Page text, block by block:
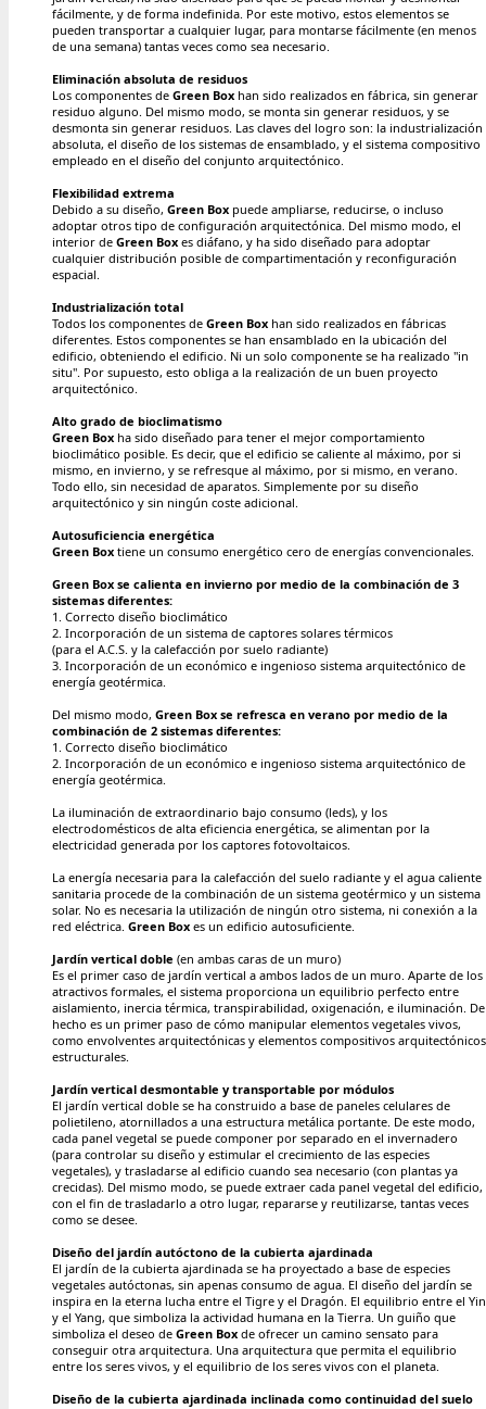
fácilmente, y de forma indefinida. Por este motivo, estos elementos se
pueden transportar a cualquier lugar, para montarse fácilmente (en menos
de una semana) tantas veces como sea necesario.
Eliminación absoluta de residuos
Los componentes de Green Box han sido realizados en fábrica, sin generar
residuo alguno. Del mismo modo, se monta sin generar residuos, y se
desmonta sin generar residuos. Las claves del logro son: la industrialización
absoluta, el diseño de los sistemas de ensamblado, y el sistema compositivo
empleado en el diseño del conjunto arquitectónico.
Flexibilidad extrema
Debido a su diseño, Green Box puede ampliarse, reducirse, o incluso
adoptar otros tipo de configuración arquitectónica. Del mismo modo, el
interior de Green Box es diáfano, y ha sido diseñado para adoptar
cualquier distribución posible de compartimentación y reconfiguración
espacial.
Industrialización total
Todos los componentes de Green Box han sido realizados en fábricas
diferentes. Estos componentes se han ensamblado en la ubicación del
edificio, obteniendo el edificio. Ni un solo componente se ha realizado "in
situ". Por supuesto, esto obliga a la realización de un buen proyecto
arquitectónico.
Alto grado de bioclimatismo
Green Box ha sido diseñado para tener el mejor comportamiento
bioclimático posible. Es decir, que el edificio se caliente al máximo, por si
mismo, en invierno, y se refresque al máximo, por si mismo, en verano.
Todo ello, sin necesidad de aparatos. Simplemente por su diseño
arquitectónico y sin ningún coste adicional.
Autosuficiencia energética
Green Box tiene un consumo energético cero de energías convencionales.
Green Box se calienta en invierno por medio de la combinación de 3
sistemas diferentes:
1. Correcto diseño bioclimático
2. Incorporación de un sistema de captores solares térmicos
(para el A.C.S. y la calefacción por suelo radiante)
3. Incorporación de un económico e ingenioso sistema arquitectónico de
energía geotérmica.
Del mismo modo, Green Box se refresca en verano por medio de la
combinación de 2 sistemas diferentes:
1. Correcto diseño bioclimático
2. Incorporación de un económico e ingenioso sistema arquitectónico de
energía geotérmica.
La iluminación de extraordinario bajo consumo (leds), y los
electrodomésticos de alta eficiencia energética, se alimentan por la
electricidad generada por los captores fotovoltaicos.
La energía necesaria para la calefacción del suelo radiante y el agua caliente
sanitaria procede de la combinación de un sistema geotérmico y un sistema
solar. No es necesaria la utilización de ningún otro sistema, ni conexión a la
red eléctrica. Green Box es un edificio autosuficiente.
Jardín vertical doble (en ambas caras de un muro)
Es el primer caso de jardín vertical a ambos lados de un muro. Aparte de los
atractivos formales, el sistema proporciona un equilibrio perfecto entre
aislamiento, inercia térmica, transpirabilidad, oxigenación, e iluminación. De
hecho es un primer paso de cómo manipular elementos vegetales vivos,
como envolventes arquitectónicas y elementos compositivos arquitectónicos
estructurales.
Jardín vertical desmontable y transportable por módulos
El jardín vertical doble se ha construido a base de paneles celulares de
polietileno, atornillados a una estructura metálica portante. De este modo,
cada panel vegetal se puede componer por separado en el invernadero
(para controlar su diseño y estimular el crecimiento de las especies
vegetales), y trasladarse al edificio cuando sea necesario (con plantas ya
crecidas). Del mismo modo, se puede extraer cada panel vegetal del edificio,
con el fin de trasladarlo a otro lugar, repararse y reutilizarse, tantas veces
como se desee.
Diseño del jardín autóctono de la cubierta ajardinada
El jardín de la cubierta ajardinada se ha proyectado a base de especies
vegetales autóctonas, sin apenas consumo de agua. El diseño del jardín se
inspira en la eterna lucha entre el Tigre y el Dragón. El equilibrio entre el Yin
y el Yang, que simboliza la actividad humana en la Tierra. Un guiño que
simboliza el deseo de Green Box de ofrecer un camino sensato para
conseguir otra arquitectura. Una arquitectura que permita el equilibrio
entre los seres vivos, y el equilibrio de los seres vivos con el planeta.
Diseño de la cubierta ajardinada inclinada como continuidad del suelo